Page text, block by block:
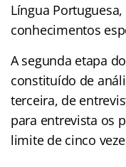
Língua
conhecimentos
A segunda etapa
constituído de
terceira, de
para entrevista os
limite de cinco